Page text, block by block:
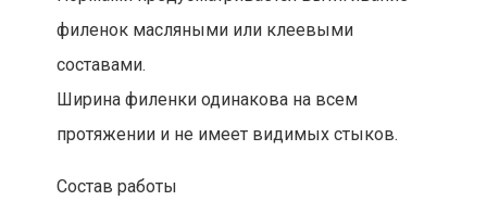
филенок масляными или клеевыми
составами.
Ширина филенки одинакова на всем
протяжении и не имеет видимых стыков.
Состав работы